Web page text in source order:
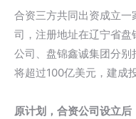
合资三方共同出资成立
司，注册地址在辽宁省
公司、盘锦鑫诚集团分
将超过100亿美元，建成
原计划，合资公司设立